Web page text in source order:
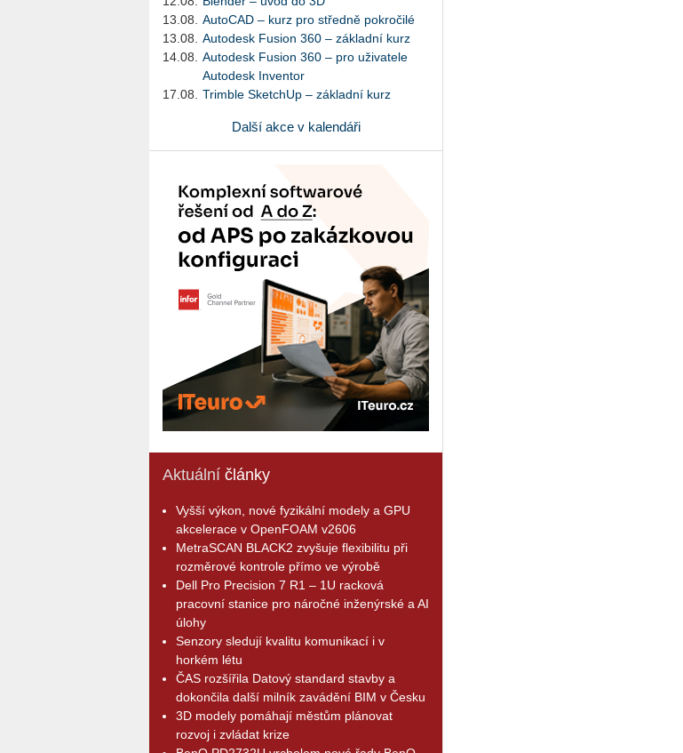
13.08.
AutoCAD – kurz pro středně pokročilé
13.08.
Autodesk Fusion 360 – základní kurz
14.08.
Autodesk Fusion 360 – pro uživatele
Autodesk Inventor
17.08.
Trimble SketchUp – základní kurz
Další akce v kalendáři
Aktuální články
Vyšší výkon, nové fyzikální modely a GPU
akcelerace v OpenFOAM v2606
MetraSCAN BLACK2 zvyšuje flexibilitu při
rozměrové kontrole přímo ve výrobě
Dell Pro Precision 7 R1 – 1U racková
pracovní stanice pro náročné inženýrské a AI
úlohy
Senzory sledují kvalitu komunikací i v
horkém létu
ČAS rozšířila Datový standard stavby a
dokončila další milník zavádění BIM v Česku
3D modely pomáhají městům plánovat
rozvoj i zvládat krize